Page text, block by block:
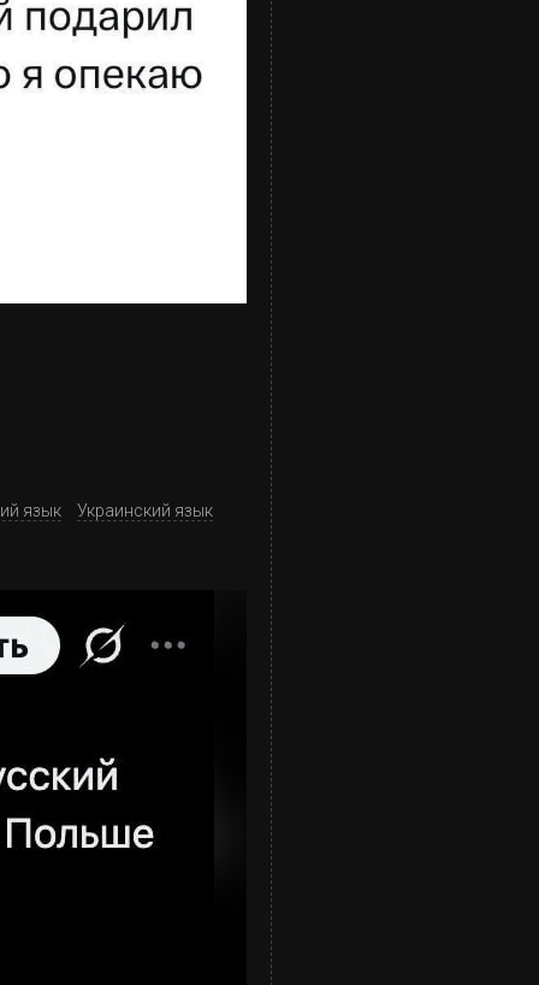
язык Украинский язык